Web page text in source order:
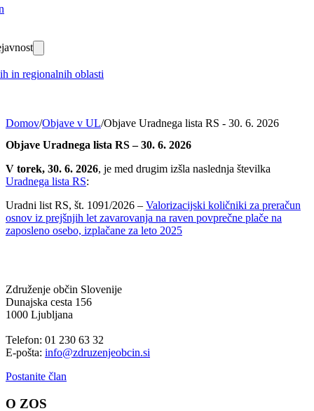
in regionalnih oblasti
Domov/Objave v UL/Objave Uradnega lista RS - 30. 6. 2026
Objave Uradnega lista RS – 30. 6. 2026
V torek, 30. 6. 2026, je med drugim izšla naslednja številka
Uradnega lista RS:
Uradni list RS, št. 1091/2026 – Valorizacijski količniki za preračun
osnov iz prejšnjih let zavarovanja na raven povprečne plače na
zaposleno osebo, izplačane za leto 2025
Združenje občin Slovenije
Dunajska cesta 156
1000 Ljubljana
Telefon: 01 230 63 32
E-pošta: info@zdruzenjeobcin.si
Postanite član
O ZOS